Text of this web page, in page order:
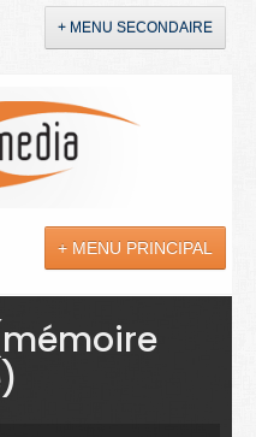
+ MENU SECONDAIRE
+ MENU PRINCIPAL